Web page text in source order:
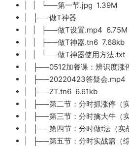
| | └──第一节.jpg 1.39M
| ├──做T神器
| | ├──做T设置.mp4 6.75M
| | ├──做T神器.tn6 7.68kb
| | └──做T神器使用方法.txt
| ├──0512加餐课：辨识度涨
| ├──20220423答疑会.mp4
| ├──ZT.tn6 6.61kb
| ├──第二节：分时抓涨停（
| ├──第三节：分时擒大牛（
| ├──第四节：分时做t法（实
| ├──第五节：分时实战篇（